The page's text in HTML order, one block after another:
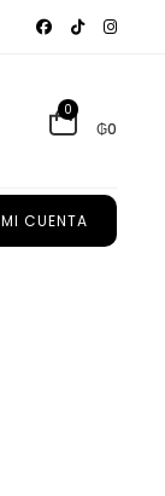
0
₲0
MI CUENTA